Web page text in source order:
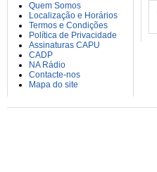
Quem Somos
Localização e Horários
Termos e Condições
Política de Privacidade
Assinaturas CAPU
CADP
NA Rádio
Contacte-nos
Mapa do site